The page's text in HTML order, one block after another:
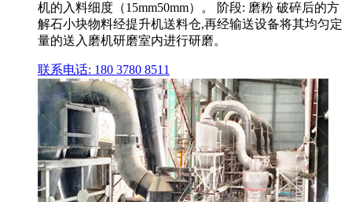
机的入料细度（15mm50mm）。 阶段: 磨粉 破碎后的方
解石小块物料经提升机送料仓,再经输送设备将其均匀定
量的送入磨机研磨室内进行研磨。
联系电话: 180 3780 8511